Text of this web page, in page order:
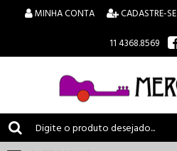
MINHA CONTA CADASTRE-SE
11 4368.8569